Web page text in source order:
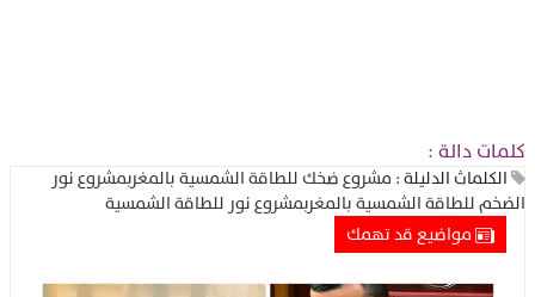
كلمات دالة :
الكلماث الدليلة : مشروع ضخك للطاقة الشمسية بالمغربمشروع نور
الضخم للطاقة الشمسية بالمغربمشروع نور للطاقة الشمسية
مواضيع قد تهمك